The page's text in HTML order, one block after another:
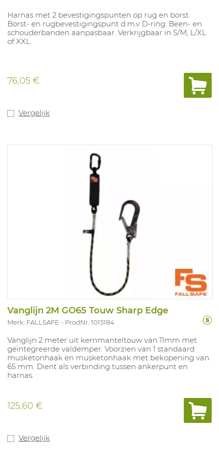
Harnas met 2 bevestigingspunten op rug en borst.
Borst- en rugbevestigingspunt d.m.v D-ring. Been- en
schouderbanden aanpasbaar. Verkrijgbaar in S/M, L/XL
of XXL.
76,05 €
Vergelijk
Vanglijn 2M GO65 Touw Sharp Edge
Merk: FALLSAFE ProdNr. 1015184
Vanglijn 2 meter uit kernmanteltouw van 11mm met
geïntegreerde valdemper. Voorzien van 1 standaard
musketonhaak en musketonhaak met bekopening van
65 mm. Dient als verbinding tussen ankerpunt en
harnas.
125,60 €
Vergelijk